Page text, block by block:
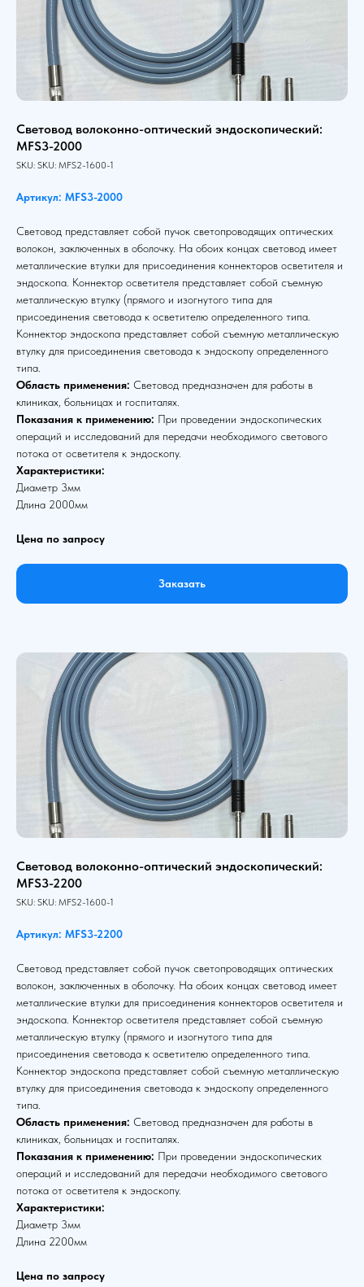
Световод волоконно-оптический эндоскопический:
MFS3-2000
SKU: SKU: MFS2-1600-1
Артикул: MFS3-2000
Световод представляет собой пучок светопроводящих оптических
волокон, заключенных в оболочку. На обоих концах световод имеет
металлические втулки для присоединения коннекторов осветителя и
эндоскопа. Коннектор осветителя представляет собой съемную
металлическую втулку (прямого и изогнутого типа для
присоединения световода к осветителю определенного типа.
Коннектор эндоскопа представляет собой съемную металлическую
втулку для присоединения световода к эндоскопу определенного
типа.
Область применения: Световод предназначен для работы в
клиниках, больницах и госпиталях.
Показания к применению: При проведении эндоскопических
операций и исследований для передачи необходимого светового
потока от осветителя к эндоскопу.
Характеристики:
Диаметр 3мм
Длина 2000мм
Цена по запросу
Заказать
Световод волоконно-оптический эндоскопический:
MFS3-2200
SKU: SKU: MFS2-1600-1
Артикул: MFS3-2200
Световод представляет собой пучок светопроводящих оптических
волокон, заключенных в оболочку. На обоих концах световод имеет
металлические втулки для присоединения коннекторов осветителя и
эндоскопа. Коннектор осветителя представляет собой съемную
металлическую втулку (прямого и изогнутого типа для
присоединения световода к осветителю определенного типа.
Коннектор эндоскопа представляет собой съемную металлическую
втулку для присоединения световода к эндоскопу определенного
типа.
Область применения: Световод предназначен для работы в
клиниках, больницах и госпиталях.
Показания к применению: При проведении эндоскопических
операций и исследований для передачи необходимого светового
потока от осветителя к эндоскопу.
Характеристики:
Диаметр 3мм
Длина 2200мм
Цена по запросу